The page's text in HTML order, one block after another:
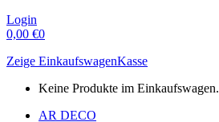
Login
0,00 €0
Zeige EinkaufswagenKasse
Keine Produkte im Einkaufswagen.
AR DECO